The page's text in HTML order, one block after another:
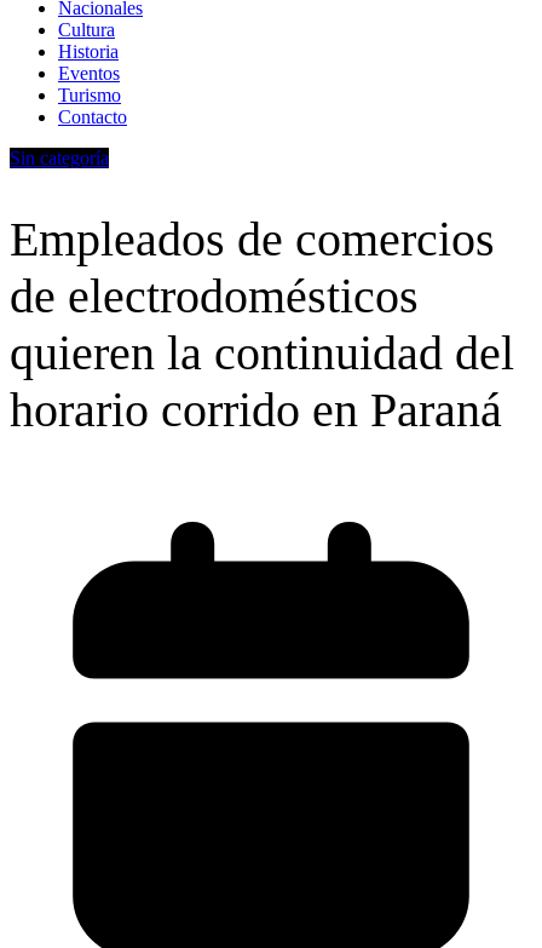
Nacionales
Cultura
Historia
Eventos
Turismo
Contacto
Sin categoría
Empleados de comercios
de electrodomésticos
quieren la continuidad del
horario corrido en Paraná